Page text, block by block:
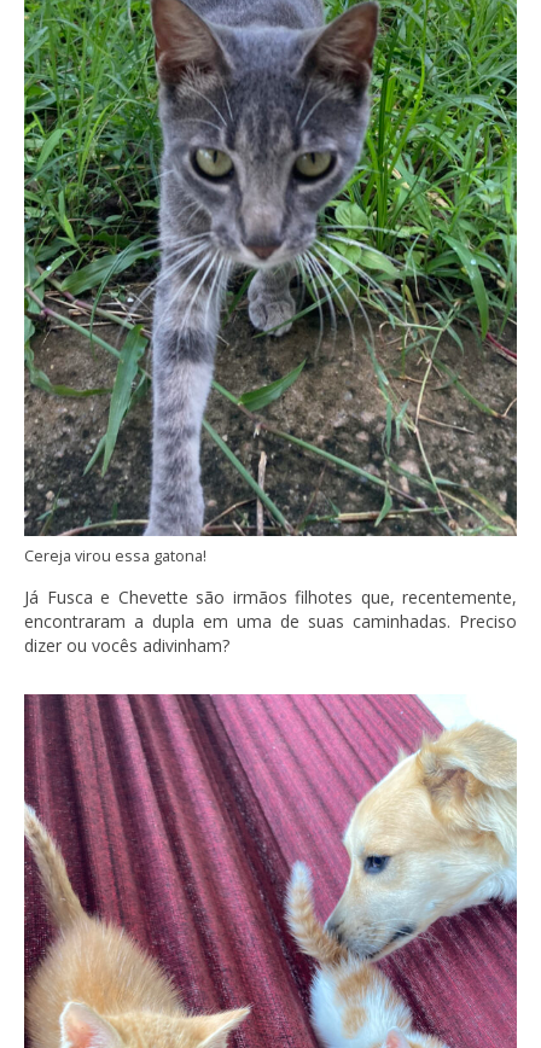
Cereja virou essa gatona!
Já Fusca e Chevette são irmãos filhotes que, recentemente,
encontraram a dupla em uma de suas caminhadas. Preciso
dizer ou vocês adivinham?